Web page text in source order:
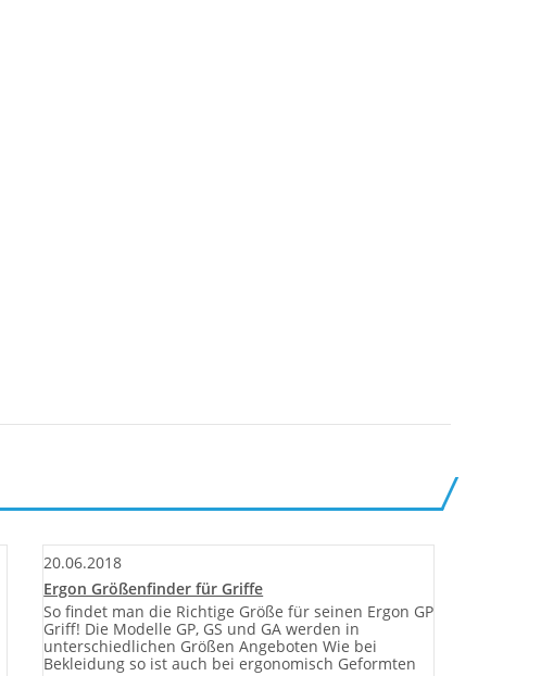
20.06.2018
Ergon Größenfinder für Griffe
So findet man die Richtige Größe für seinen Ergon GP
Griff! Die Modelle GP, GS und GA werden in
unterschiedlichen Größen Angeboten Wie bei
Bekleidung so ist auch bei ergonomisch Geformten